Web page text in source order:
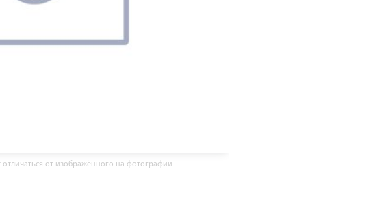
от изображённого на фотографии